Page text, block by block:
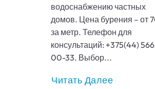
водоснабжению частных
домов. Цена бурения – от
за метр. Телефон для
консультаций: +375(44)
00-33. Выбор...
Читать Далее